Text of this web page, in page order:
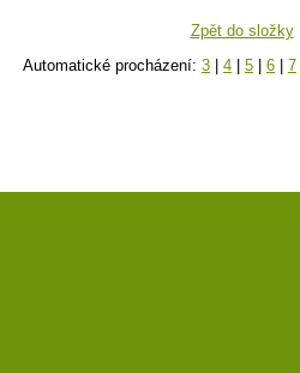
Zpět do složky
Automatické procházení: 3 4 5 6 7